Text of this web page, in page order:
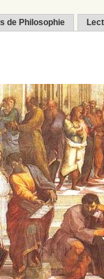
de Philosophie